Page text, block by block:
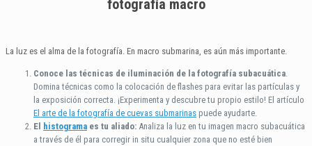
fotografía macro
La luz es el alma de la fotografía. En macro submarina, es aún más importante.
Conoce las técnicas de iluminación de la fotografía subacuática.
Domina técnicas como la colocación de flashes para evitar las partículas y
la exposición correcta. ¡Experimenta y descubre tu propio estilo! El artículo
El arte de la fotografía de cuevas submarinas puede ayudarte.
El histograma es tu aliado: Analiza la luz en tu imagen macro subacuática
a través de él para corregir in situ cualquier zona que no esté bien